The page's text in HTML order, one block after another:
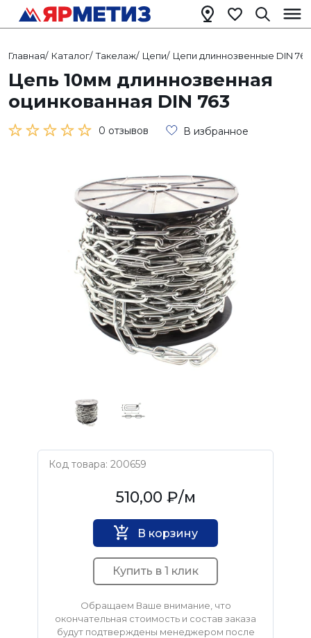
Главная/ Каталог/ Такелаж/ Цепи/ Цепи длиннозвенные DIN 763
Цепь 10мм длиннозвенная
оцинкованная DIN 763
0 отзывов В избранное
Код товара: 200659
510,00 ₽/м
В корзину
Купить в 1 клик
Обращаем Ваше внимание, что
окончательная стоимость и состав заказа
будут подтверждены менеджером после